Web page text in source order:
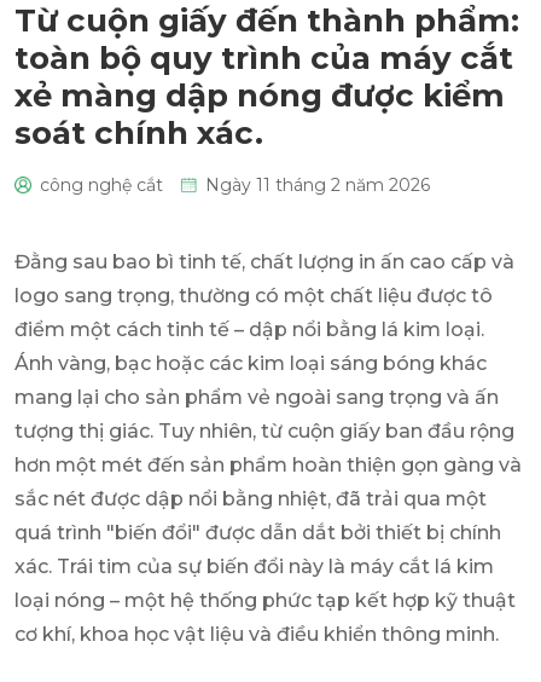
Từ cuộn giấy đến thành phẩm:
toàn bộ quy trình của máy cắt
xẻ màng dập nóng được kiểm
soát chính xác.
công nghệ cắt Ngày 11 tháng 2 năm 2026
Đằng sau bao bì tinh tế, chất lượng in ấn cao cấp và
logo sang trọng, thường có một chất liệu được tô
điểm một cách tinh tế – dập nổi bằng lá kim loại.
Ánh vàng, bạc hoặc các kim loại sáng bóng khác
mang lại cho sản phẩm vẻ ngoài sang trọng và ấn
tượng thị giác. Tuy nhiên, từ cuộn giấy ban đầu rộng
hơn một mét đến sản phẩm hoàn thiện gọn gàng và
sắc nét được dập nổi bằng nhiệt, đã trải qua một
quá trình "biến đổi" được dẫn dắt bởi thiết bị chính
xác. Trái tim của sự biến đổi này là máy cắt lá kim
loại nóng – một hệ thống phức tạp kết hợp kỹ thuật
cơ khí, khoa học vật liệu và điều khiển thông minh.